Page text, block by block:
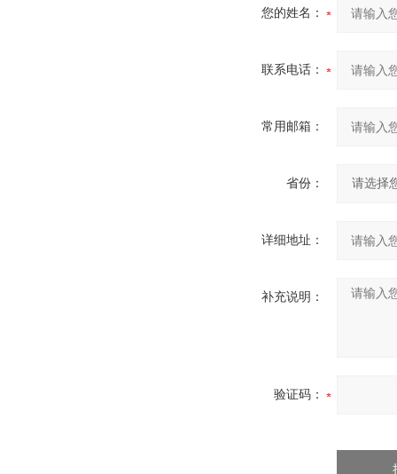
您的姓名：
联系电话：
常用邮箱：
省份：
详细地址：
补充说明：
验证码：